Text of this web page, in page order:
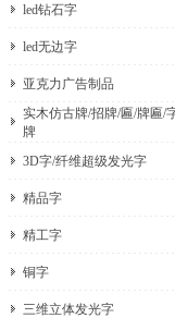
led钻石字
led无边字
亚克力广告制品
实木仿古牌/招牌/匾/牌匾/
牌
3D字/纤维超级发光字
精品字
精工字
铜字
三维立体发光字